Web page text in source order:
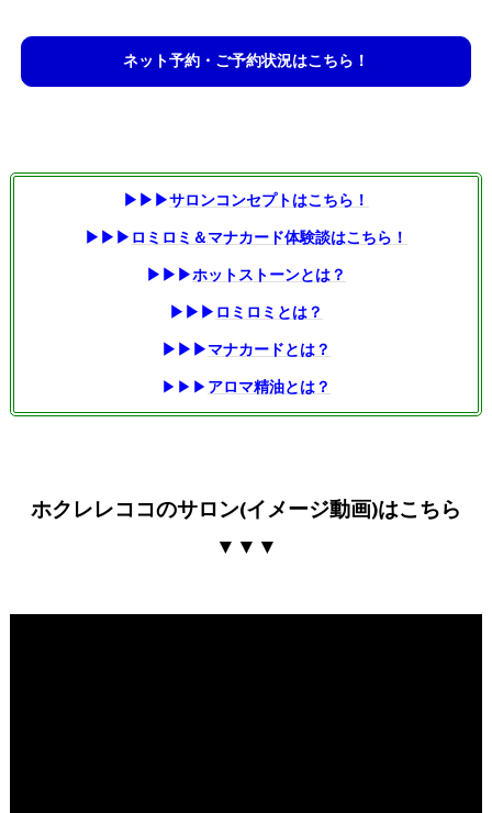
ネット予約・ご予約状況はこちら！
▶▶▶サロンコンセプトはこちら！
▶▶▶ロミロミ＆マナカード体験談はこちら！
▶▶▶ホットストーンとは？
▶▶▶ロミロミとは？
▶▶▶マナカードとは？
▶▶▶アロマ精油とは？
ホクレレココのサロン(イメージ動画)はこちら
▼▼▼